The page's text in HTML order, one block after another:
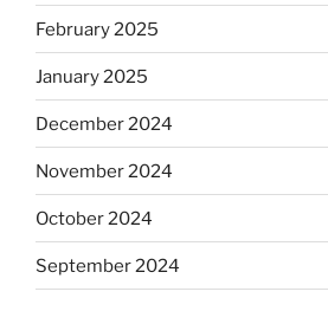
February 2025
January 2025
December 2024
November 2024
October 2024
September 2024